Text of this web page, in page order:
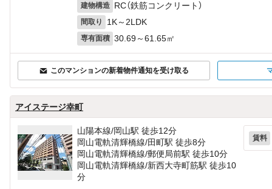
建物構造 RC（鉄筋コンクリート）
間取り 1K～2LDK
専有面積 30.69～61.65㎡
このマンションの新着物件通知を受け取る
アイステージ幸町
山陽本線/岡山駅 徒歩12分
岡山電軌清輝橋線/田町駅 徒歩8分
岡山電軌清輝橋線/郵便局前駅 徒歩10分
岡山電軌清輝橋線/新西大寺町筋駅 徒歩10
分
賃料